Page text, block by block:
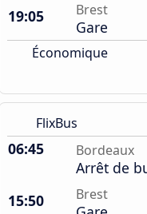
19:05
Brest
Gare
Économique
FlixBus
06:45 Bordeaux
Arrêt de
15:50
Brest